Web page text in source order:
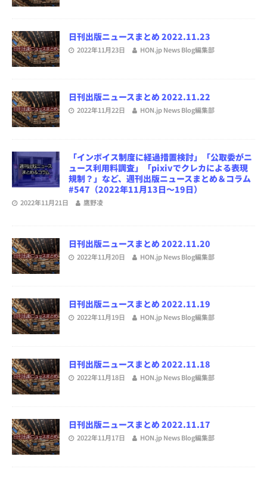
日刊出版ニュースまとめ 2022.11.23
2022年11月23日 HON.jp News Blog編集部
日刊出版ニュースまとめ 2022.11.22
2022年11月22日 HON.jp News Blog編集部
「インボイス制度に経過措置検討」「公取委がニ
ュース利用料調査」「pixivでクレカによる表現
規制？」など、週刊出版ニュースまとめ＆コラム
#547（2022年11月13日～19日）
2022年11月21日 鷹野凌
日刊出版ニュースまとめ 2022.11.20
2022年11月20日 HON.jp News Blog編集部
日刊出版ニュースまとめ 2022.11.19
2022年11月19日 HON.jp News Blog編集部
日刊出版ニュースまとめ 2022.11.18
2022年11月18日 HON.jp News Blog編集部
日刊出版ニュースまとめ 2022.11.17
2022年11月17日 HON.jp News Blog編集部